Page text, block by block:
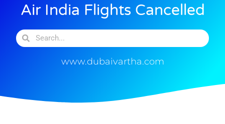
Air India Flights Cancelled
www.dubaivartha.com